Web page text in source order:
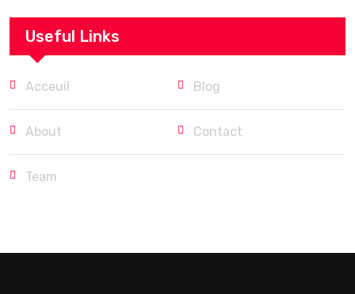
Useful Links
Acceuil Blog
About Contact
Team